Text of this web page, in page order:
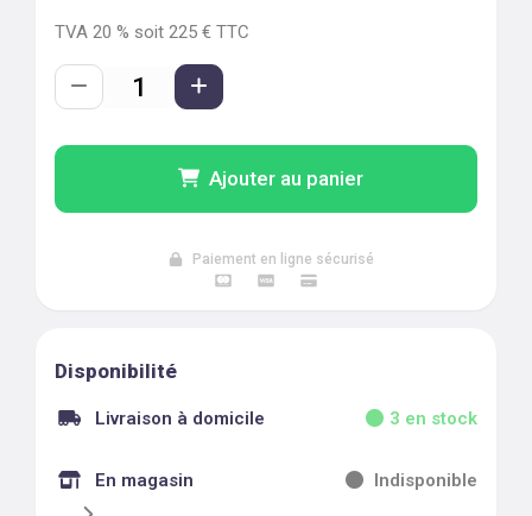
TVA 20 % soit 225 € TTC
Ajouter au panier
Paiement en ligne sécurisé
Disponibilité
Livraison à domicile 3 en stock
En magasin Indisponible